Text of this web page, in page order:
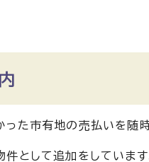
た市有地の売払いを随時
として追加をしています